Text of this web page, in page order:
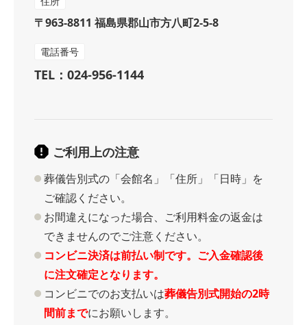
〒963-8811 福島県郡山市方八町2-5-8
電話番号
TEL：024-956-1144
ご利用上の注意
葬儀告別式の「会館名」「住所」「日時」を
ご確認ください。
お間違えになった場合、ご利用料金の返金は
できませんのでご注意ください。
コンビニ決済は前払い制です。ご入金確認後
に注文確定となります。
コンビニでのお支払いは葬儀告別式開始の2時
間前までにお願いします。